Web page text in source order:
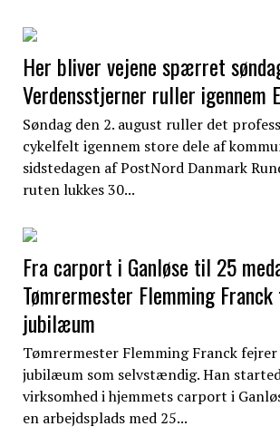
Her bliver vejene spærret
Verdensstjerner ruller igennem
Søndag den 2. august ruller det
cykelfelt igennem store dele af
sidstedagen af PostNord Danmark
ruten lukkes 30...
Fra carport i Ganløse til 25
Tømrermester Flemming
jubilæum
Tømrermester Flemming Franck fejrer
jubilæum som selvstændig. Han
virksomhed i hjemmets carport i
en arbejdsplads med 25...